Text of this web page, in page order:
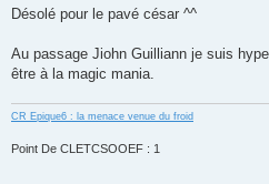
Désolé pour le pavé césar ^^
Au passage Jiohn Guilliann je suis
être à la magic mania.
CR Epique6 : la menace venue du froid
Point De CLETCSOOEF : 1